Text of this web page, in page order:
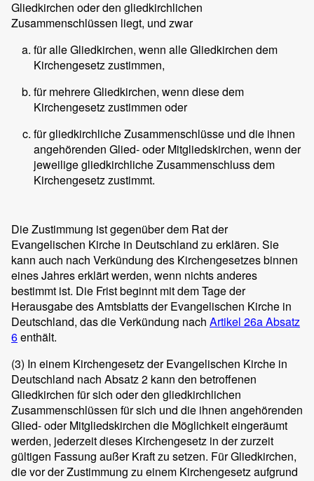
Gliedkirchen oder den gliedkirchlichen
Zusammenschlüssen liegt, und zwar
für alle Gliedkirchen, wenn alle Gliedkirchen dem
Kirchengesetz zustimmen,
für mehrere Gliedkirchen, wenn diese dem
Kirchengesetz zustimmen oder
für gliedkirchliche Zusammenschlüsse und die ihnen
angehörenden Glied- oder Mitgliedskirchen, wenn der
jeweilige gliedkirchliche Zusammenschluss dem
Kirchengesetz zustimmt.
Die Zustimmung ist gegenüber dem Rat der
Evangelischen Kirche in Deutschland zu erklären. Sie
kann auch nach Verkündung des Kirchengesetzes binnen
eines Jahres erklärt werden, wenn nichts anderes
bestimmt ist. Die Frist beginnt mit dem Tage der
Herausgabe des Amtsblatts der Evangelischen Kirche in
Deutschland, das die Verkündung nach Artikel 26aAbsatz
6enthält.
(3) In einem Kirchengesetz der Evangelischen Kirche in
Deutschland nach Absatz 2 kann den betroffenen
Gliedkirchen für sich oder den gliedkirchlichen
Zusammenschlüssen für sich und die ihnen angehörenden
Glied- oder Mitgliedskirchen die Möglichkeit eingeräumt
werden, jederzeit dieses Kirchengesetz in der zurzeit
gültigen Fassung außer Kraft zu setzen. Für Gliedkirchen,
die vor der Zustimmung zu einem Kirchengesetz aufgrund